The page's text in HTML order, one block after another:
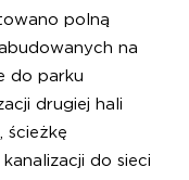
polną
na
do parku
drugiej hali
ścieżkę
do sieci